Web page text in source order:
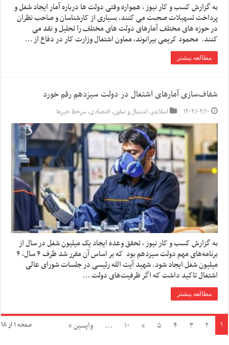
به گزارش کسب و کار نیوز ، همواره وقتی دولت ها درباره آمار ایجاد شغل و
پرداخت تسهیلات صحبت می کنند, بسیاری از کارشناسان و صاحب نظران
در حوزه های مختلف آمارهای دولت های مختلف را تحلیل و نقد می
کنند. محمود کریمی بیرانوند, معاون اشتغال وزارت کار در دفاع از …
مطالعه بیشتر
شفاف‌سازی آمارهای اشتغال در دولت سیزدهم رقم خورد
۱۴۰۳/۰۳/۱۰ اسلایدر,اشتغال و تعاون,اقتصادی,سرخط خبرها
به گزارش کسب و کار نیوز ، تحقق وعده ایجاد یک میلیون شغل در سال از
برنامه‌های مهم دولت سیزدهم بود که بر اساس آن مقرر شد ظرف ۴ سال، ۴
میلیون شغل ایجاد شود. شهید آیت الله رئیسی در جلسات شورای عالی
اشتغال تاکید داشت که اگر ظرفیت‌های دولت …
مطالعه بیشتر
صفحه ۱ از ۱۸ ۱ ۲ ۳ ۴ ۵ » ۱۰ ... واپسین »